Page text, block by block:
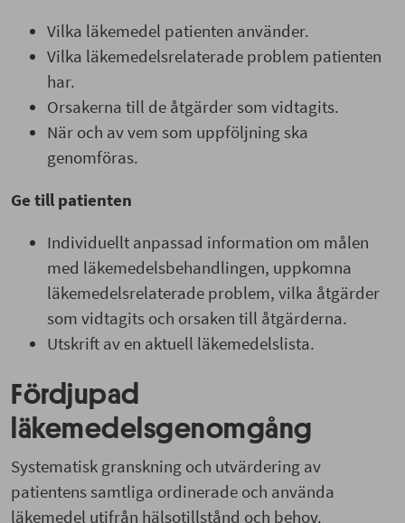
Vilka läkemedel patienten använder.
Vilka läkemedelsrelaterade problem patienten
har.
Orsakerna till de åtgärder som vidtagits.
När och av vem som uppföljning ska
genomföras.
Ge till patienten
Individuellt anpassad information om målen
med läkemedelsbehandlingen, uppkomna
läkemedelsrelaterade problem, vilka åtgärder
som vidtagits och orsaken till åtgärderna.
Utskrift av en aktuell läkemedelslista.
Fördjupad
läkemedelsgenomgång
Systematisk granskning och utvärdering av
patientens samtliga ordinerade och använda
läkemedel utifrån hälsotillstånd och behov.